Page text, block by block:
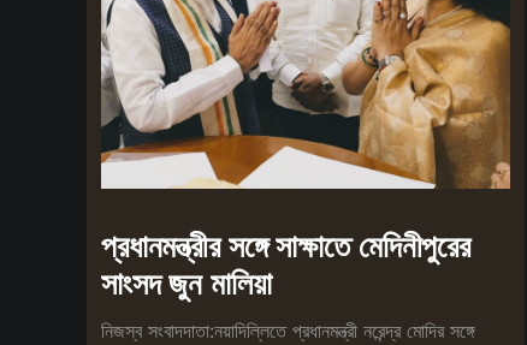
প্রধানমন্ত্রীর সঙ্গে সাক্ষাতে মেদিনীপুরের
সাংসদ জুন মালিয়া
নিজস্ব সংবাদদাতা:নয়াদিল্লিতে প্রধানমন্ত্রী নরেন্দ্র মোদির সঙ্গে